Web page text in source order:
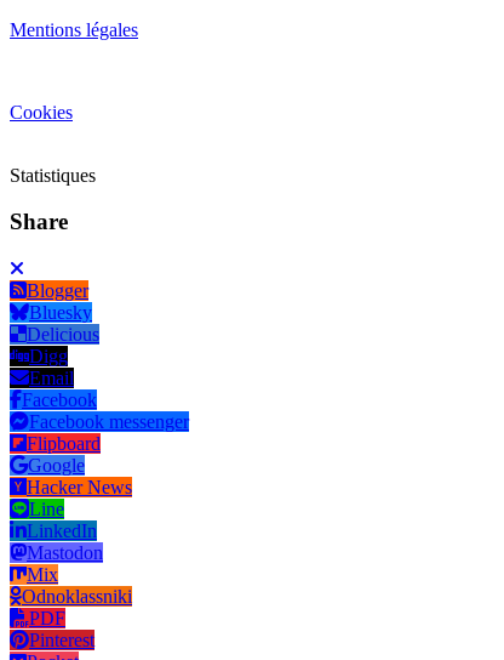
Mentions légales
Cookies
Statistiques
Share
Blogger
Bluesky
Delicious
Digg
Email
Facebook
Facebook messenger
Flipboard
Google
Hacker News
Line
LinkedIn
Mastodon
Mix
Odnoklassniki
PDF
Pinterest